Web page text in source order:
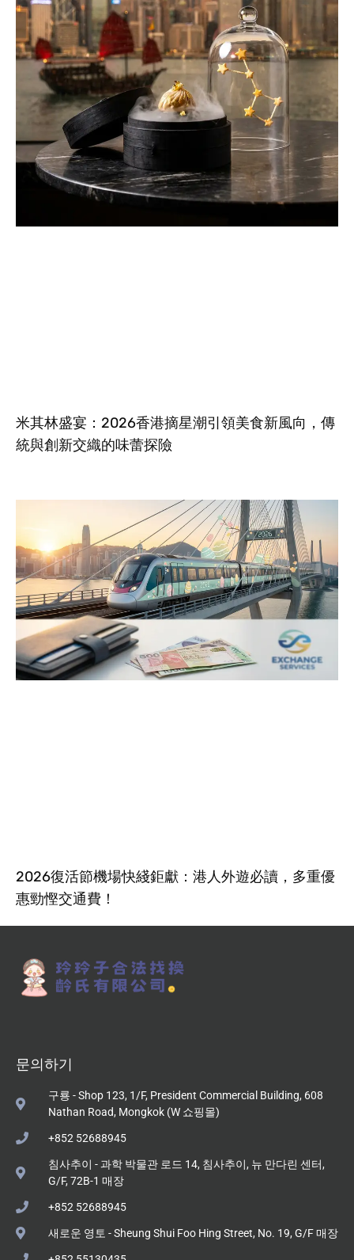
米其林盛宴：2026香港摘星潮引領美食新風向，傳
統與創新交織的味蕾探險
2026復活節機場快綫鉅獻：港人外遊必讀，多重優
惠勁慳交通費！
문의하기
구룡 - Shop 123, 1/F, President Commercial Building, 608
Nathan Road, Mongkok (W 쇼핑몰)
+852 52688945
침사추이 - 과학 박물관 로드 14, 침사추이, 뉴 만다린 센터,
G/F, 72B-1 매장
+852 52688945
새로운 영토 - Sheung Shui Foo Hing Street, No. 19, G/F 매장